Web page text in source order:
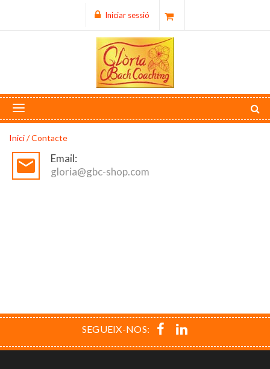
Iniciar sessió
Inici/Contacte
mail_outline
Email:
gloria@gbc-shop.com
SEGUEIX-NOS: